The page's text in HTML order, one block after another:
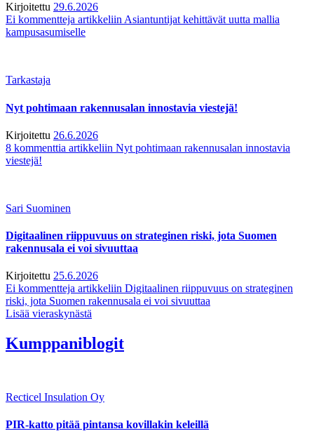
Kirjoitettu 29.6.2026
Ei kommentteja artikkeliin Asiantuntijat kehittävät uutta mallia
kampusasumiselle
Tarkastaja
Nyt pohtimaan rakennusalan innostavia viestejä!
Kirjoitettu 26.6.2026
8 kommenttia artikkeliin Nyt pohtimaan rakennusalan innostavia
viestejä!
Sari Suominen
Digitaalinen riippuvuus on strateginen riski, jota Suomen
rakennusala ei voi sivuuttaa
Kirjoitettu 25.6.2026
Ei kommentteja artikkeliin Digitaalinen riippuvuus on strateginen
riski, jota Suomen rakennusala ei voi sivuuttaa
Lisää vieraskynästä
Kumppaniblogit
Recticel Insulation Oy
PIR-katto pitää pintansa kovillakin keleillä